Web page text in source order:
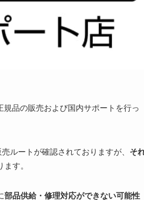
規品の販売および国内サポートを行っ
ルートが確認されておりますが、 そ
ます。
部品供給・修理対応ができない可能性